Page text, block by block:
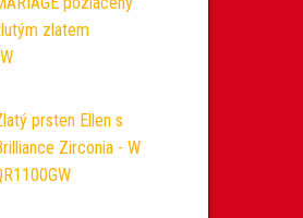
zlatem
prsten Ellen s
Zirconia - W